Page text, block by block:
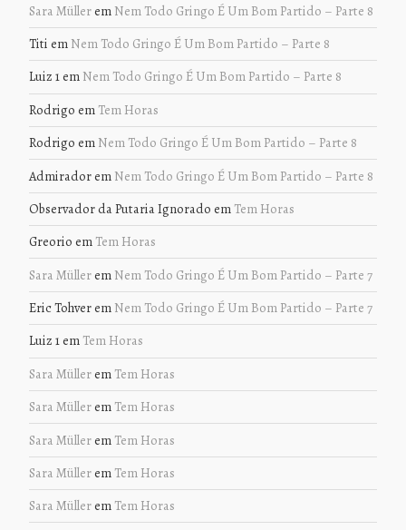
Sara Müllerem Nem Todo Gringo É Um Bom Partido – Parte 8
Titi em Nem Todo Gringo É Um Bom Partido – Parte 8
Luiz 1em Nem Todo Gringo É Um Bom Partido – Parte 8
Rodrigo em Tem Horas
Rodrigo em Nem Todo Gringo É Um Bom Partido – Parte 8
Admiradorem Nem Todo Gringo É Um Bom Partido – Parte 8
Observador da Putaria Ignorado em Tem Horas
Greorio em Tem Horas
Sara Müllerem Nem Todo Gringo É Um Bom Partido – Parte 7
Eric Tohverem Nem Todo Gringo É Um Bom Partido – Parte 7
Luiz 1em Tem Horas
Sara Müllerem Tem Horas
Sara Müllerem Tem Horas
Sara Müllerem Tem Horas
Sara Müllerem Tem Horas
Sara Müllerem Tem Horas